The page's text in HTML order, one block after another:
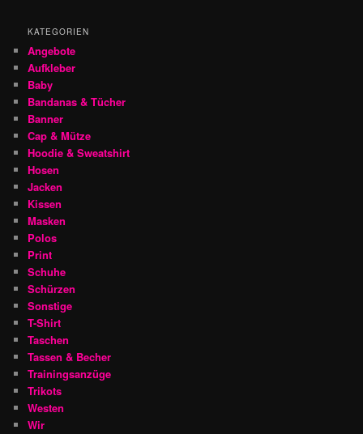
KATEGORIEN
Angebote
Aufkleber
Baby
Bandanas & Tücher
Banner
Cap & Mütze
Hoodie & Sweatshirt
Hosen
Jacken
Kissen
Masken
Polos
Print
Schuhe
Schürzen
Sonstige
T-Shirt
Taschen
Tassen & Becher
Trainingsanzüge
Trikots
Westen
Wir